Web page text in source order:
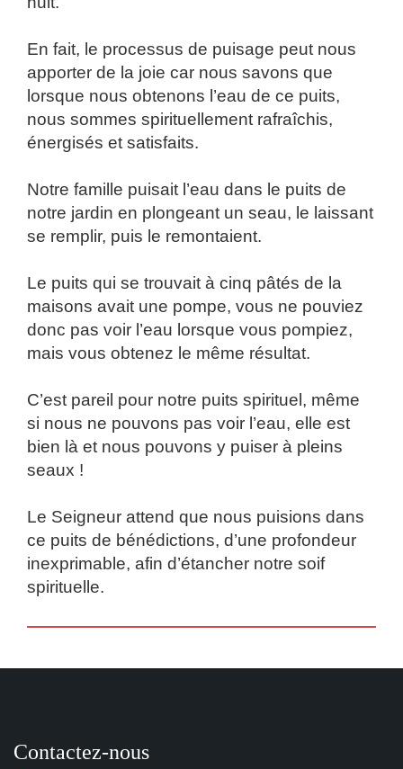
En fait, le processus de puisage peut nous
apporter de la joie car nous savons que
lorsque nous obtenons l’eau de ce puits,
nous sommes spirituellement rafraîchis,
énergisés et satisfaits.
Notre famille puisait l’eau dans le puits de
notre jardin en plongeant un seau, le laissant
se remplir, puis le remontaient.
Le puits qui se trouvait à cinq pâtés de la
maisons avait une pompe, vous ne pouviez
donc pas voir l’eau lorsque vous pompiez,
mais vous obtenez le même résultat.
C’est pareil pour notre puits spirituel, même
si nous ne pouvons pas voir l’eau, elle est
bien là et nous pouvons y puiser à pleins
seaux !
Le Seigneur attend que nous puisions dans
ce puits de bénédictions, d’une profondeur
inexprimable, afin d’étancher notre soif
spirituelle.
Contactez-nous